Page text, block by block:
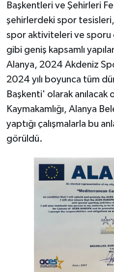
Başkentleri ve Şehirleri
şehirlerdeki spor
spor aktiviteleri ve sporu
gibi geniş kapsamlı
Alanya, 2024 Akdeniz
2024 yılı boyunca tüm
Başkenti' olarak anılacak
Kaymakamlığı, Alanya
yaptığı çalışmalarla bu
görüldü.